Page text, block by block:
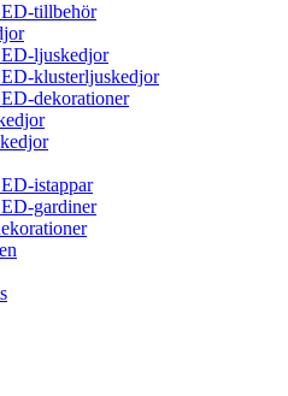
tillbehör
ljuskedjor
klusterljuskedjor
dekorationer
istappar
gardiner